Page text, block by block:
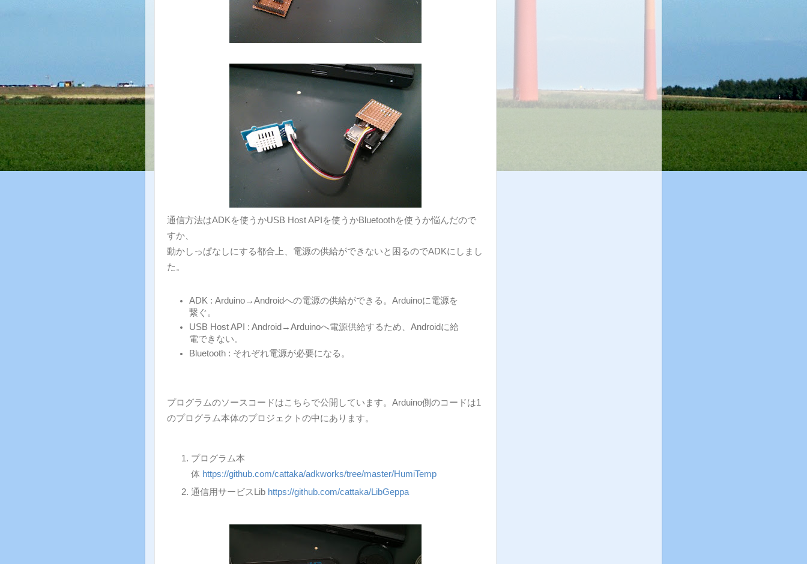
通信方法はADKを使うかUSB Host APIを使うかBluetoothを使うか悩んだので
すか、
動かしっぱなしにする都合上、電源の供給ができないと困るのでADKにしまし
た。
ADK : Arduino→Androidへの電源の供給ができる。Arduinoに電源を
繋ぐ。
USB Host API : Android→Arduinoへ電源供給するため、Androidに給
電できない。
Bluetooth : それぞれ電源が必要になる。
プログラムのソースコードはこちらで公開しています。Arduino側のコードは1
のプログラム本体のプロジェクトの中にあります。
プログラム本
体 https://github.com/cattaka/adkworks/tree/master/HumiTemp
通信用サービスLib https://github.com/cattaka/LibGeppa